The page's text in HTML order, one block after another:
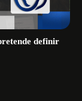
definir